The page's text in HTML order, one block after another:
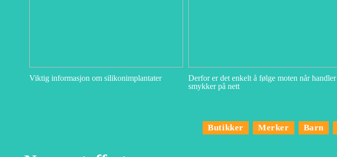
Viktig informasjon om silikonimplantater
Derfor er det enkelt å følge moten når handler
smykker på nett
Butikker Merker Barn